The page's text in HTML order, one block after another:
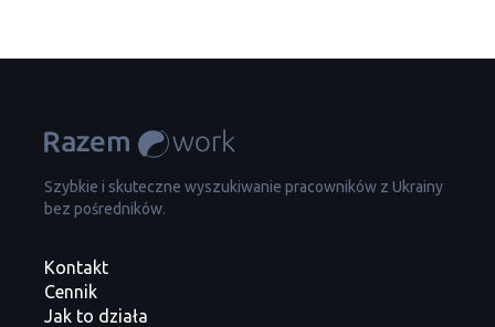
Szybkie i skuteczne wyszukiwanie pracowników z Ukrainy
bez pośredników.
Kontakt
Cennik
Jak to działa